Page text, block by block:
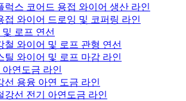
럭스 코어드 용접 와이어 생산 라인
접 와이어 드로잉 및 코퍼링 라인
로프 연선
철 와이어 및 로프 관형 연선
틸 와이어 및 로프 마감 라인
아연도금 라인
선 용융 아연 도금 라인
강선 전기 아연도금 라인